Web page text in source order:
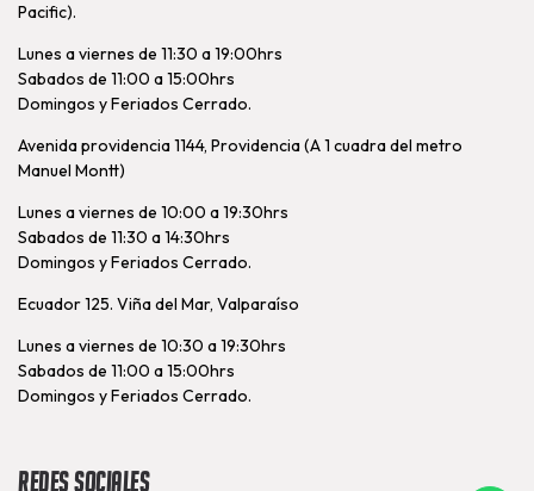
Pacific).
Lunes a viernes de 11:30 a 19:00hrs
Sabados de 11:00 a 15:00hrs
Domingos y Feriados Cerrado.
Avenida providencia 1144, Providencia (A 1 cuadra del metro
Manuel Montt)
Lunes a viernes de 10:00 a 19:30hrs
Sabados de 11:30 a 14:30hrs
Domingos y Feriados Cerrado.
Ecuador 125. Viña del Mar, Valparaíso
Lunes a viernes de 10:30 a 19:30hrs
Sabados de 11:00 a 15:00hrs
Domingos y Feriados Cerrado.
Redes Sociales